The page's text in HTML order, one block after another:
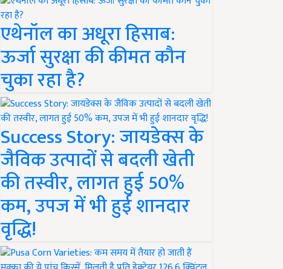
एथेनॉल का अधूरा हिसाब:
ऊर्जा सुरक्षा की कीमत कौन
चुका रहा है?
Success Story: जायडेक्स के
जैविक उत्पादों से बदली खेती
की तस्वीर, लागत हुई 50%
कम, उपज में भी हुई शानदार
वृद्धि!